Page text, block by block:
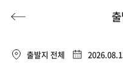
출발지 전체